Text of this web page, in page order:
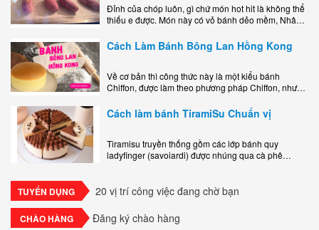
Đỉnh của chóp luôn, gì chứ món hot hit là không thể
thiếu e được. Món này có vỏ bánh dẻo mềm, Nhân
Cách Làm Bánh Bông Lan Hồng Kong
Về cơ bản thì công thức này là một kiểu bánh
Chiffon, được làm theo phương pháp Chiffon, nhưng
ngon, làm..
Cách làm bánh TiramiSu Chuẩn vị
Tiramisu truyền thống gồm các lớp bánh quy
ladyfinger (savoiardi) được nhúng qua cà phê
TUYỂN DỤNG 20 vị trí công việc đang chờ bạn
CHÀO HÀNG Đăng ký chào hàng